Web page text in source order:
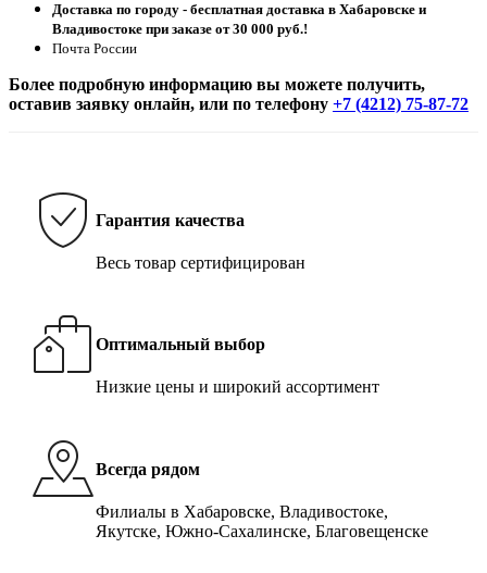
Доставка по городу - бесплатная доставка в Хабаровске и
Владивостоке при заказе от 30 000 руб.!
Почта России
Более подробную информацию вы можете получить,
оставив заявку онлайн, или по телефону +7 (4212) 75-87-72
Гарантия качества
Весь товар сертифицирован
Оптимальный выбор
Низкие цены и широкий ассортимент
Всегда рядом
Филиалы в Хабаровске, Владивостоке,
Якутске, Южно-Сахалинске, Благовещенске